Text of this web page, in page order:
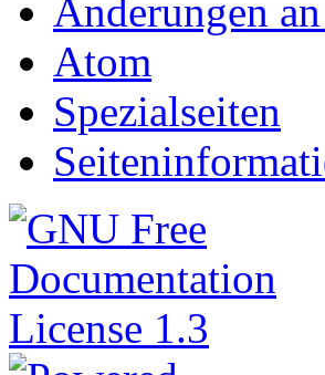
Änderungen
Atom
Spezialseiten